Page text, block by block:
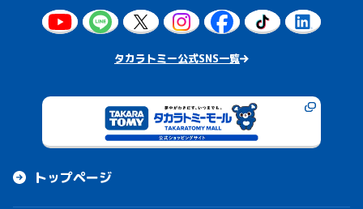
タカラトミー公式SNS一覧
トップページ